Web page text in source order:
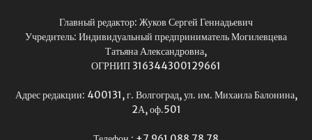
Главный редактор: Жуков Сергей Геннадьевич
Учредитель: Индивидуальный предприниматель Могилевцева
Татьяна Александровна,
ОГРНИП 316344300129661
Адрес редакции: 400131, г. Волгоград, ул. им. Михаила Балонина,
2А, оф.501